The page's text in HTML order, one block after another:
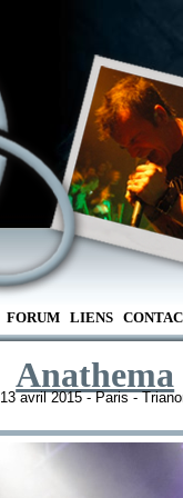
FORUM LIENS
Anathema
13 avril 2015 - Paris -